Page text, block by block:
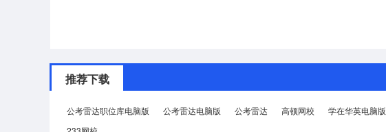
推荐下载
公考雷达职位库电脑版 公考雷达电脑版 公考雷达 高顿网校 学在华英电脑版